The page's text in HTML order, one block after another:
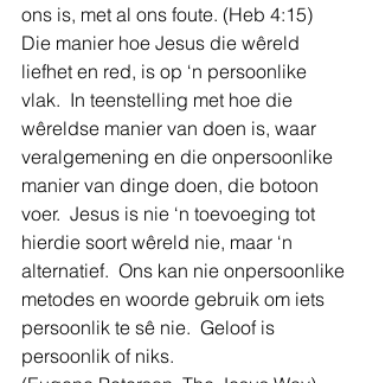
ons is, met al ons foute. (Heb 4:15)
Die manier hoe Jesus die wêreld
liefhet en red, is op ‘n persoonlike
vlak.  In teenstelling met hoe die
wêreldse manier van doen is, waar
veralgemening en die onpersoonlike
manier van dinge doen, die botoon
voer.  Jesus is nie ‘n toevoeging tot
hierdie soort wêreld nie, maar ‘n
alternatief.  Ons kan nie onpersoonlike
metodes en woorde gebruik om iets
persoonlik te sê nie.  Geloof is
persoonlik of niks.